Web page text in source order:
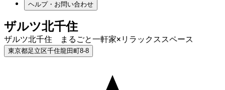
ヘルプ・お問い合わせ
ザルツ北千住
ザルツ北千住 まるごと一軒家×リラックススペース
東京都足立区千住龍田町8-8